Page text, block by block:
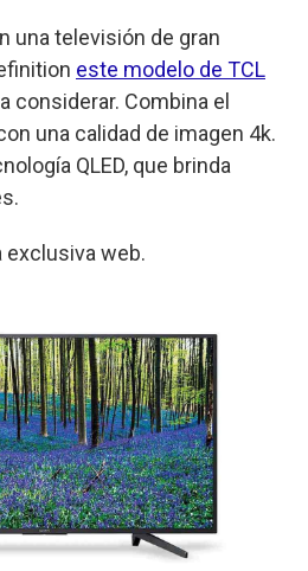
una televisión de gran
este modelo de TCL
considerar. Combina el
una calidad de imagen 4k.
QLED, que brinda
exclusiva web.